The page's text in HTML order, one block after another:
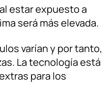
estar expuesto a
será más elevada.
varían y por tanto,
La tecnología está
para los